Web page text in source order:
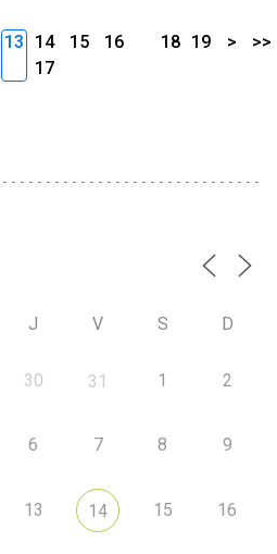
13 14 15
16
17
18 19 > >>
J V S D
30 31 1 2
6 7 8 9
13 14 15 16